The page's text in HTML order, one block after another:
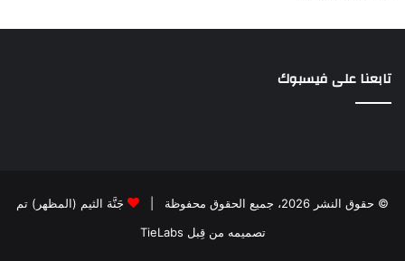
تابعنا على فيسبوك
© حقوق النشر 2026، جميع الحقوق محفوظة |
جَنَّة الثيم (المظهر) تم
تصميمه من قِبل TieLabs